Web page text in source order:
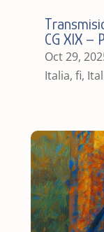
CG XIX –
Oct 29,
Italia, fi,